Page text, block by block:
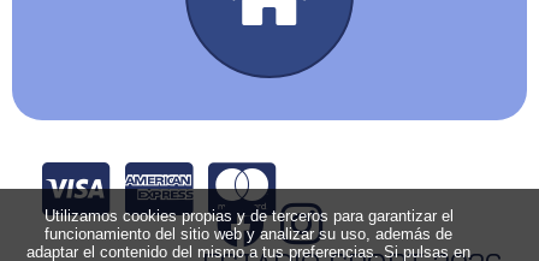
Utilizamos cookies propias y de terceros para garantizar el
funcionamiento del sitio web y analizar su uso, además de
adaptar el contenido del mismo a tus preferencias. Si pulsas en